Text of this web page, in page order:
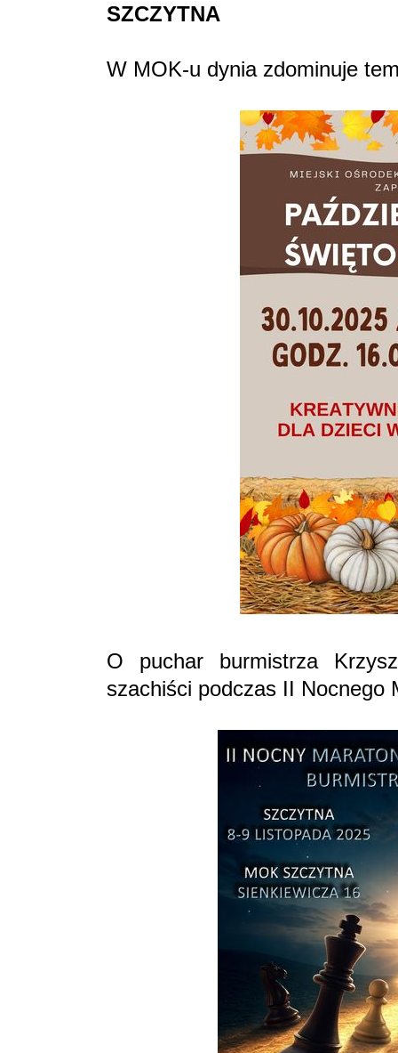
SZCZYTNA
W MOK-u dynia zdominuje
O puchar burmistrza
szachiści podczas II Nocnego